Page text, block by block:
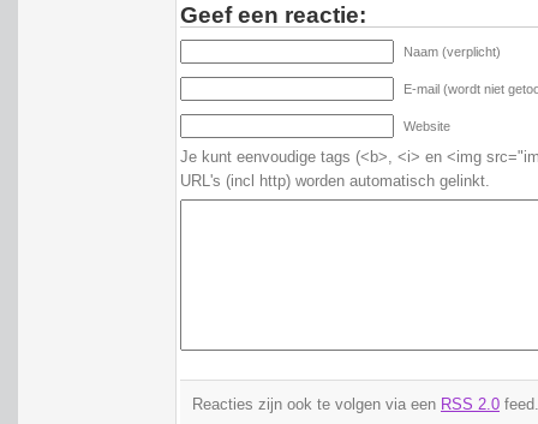
Geef een reactie:
Naam (verplicht)
E-mail (wordt niet
Website
Je kunt eenvoudige tags (<b>, <i> en <img
URL's (incl http) worden automatisch gelinkt.
Reacties zijn ook te volgen via een RSS 2.0 feed.